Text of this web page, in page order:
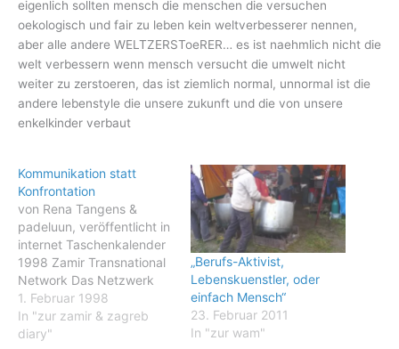
eigenlich sollten mensch die menschen die versuchen
oekologisch und fair zu leben kein weltverbesserer nennen,
aber alle andere WELTZERSToeRER… es ist naehmlich nicht die
welt verbessern wenn mensch versucht die umwelt nicht
weiter zu zerstoeren, das ist ziemlich normal, unnormal ist die
andere lebenstyle die unsere zukunft und die von unsere
enkelkinder verbaut
Kommunikation statt
Konfrontation
von Rena Tangens &
padeluun, veröffentlicht in
internet Taschenkalender
1998 Zamir Transnational
Network Das Netzwerk
der Antikriegsbewegung
im ehemaligen
Jugoslawien Als 1991 in
1. Februar 1998
In "zur zamir & zagreb
diary"
„Berufs-Aktivist,
Lebenskuenstler, oder
einfach Mensch“
23. Februar 2011
In "zur wam"